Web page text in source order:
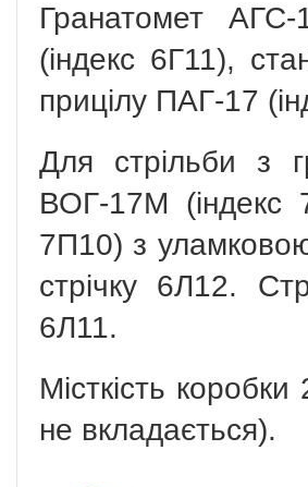
Гранатомет АГС-
(індекс 6Г11),
прицілу ПАГ-17
Для стрільби з
ВОГ-17М (індекс
7П10) з
стрічку 6Л12.
6Л11.
Місткість
не вкладається).